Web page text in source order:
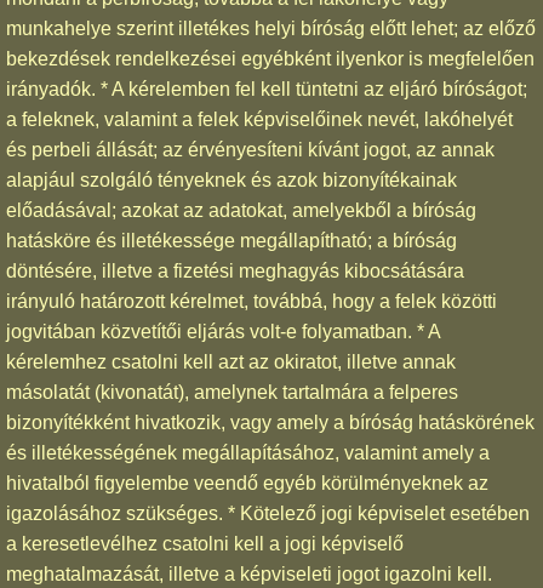
munkahelye szerint illetékes helyi bíróság előtt lehet; az előző
bekezdések rendelkezései egyébként ilyenkor is megfelelően
irányadók. * A kérelemben fel kell tüntetni az eljáró bíróságot;
a feleknek, valamint a felek képviselőinek nevét, lakóhelyét
és perbeli állását; az érvényesíteni kívánt jogot, az annak
alapjául szolgáló tényeknek és azok bizonyítékainak
előadásával; azokat az adatokat, amelyekből a bíróság
hatásköre és illetékessége megállapítható; a bíróság
döntésére, illetve a fizetési meghagyás kibocsátására
irányuló határozott kérelmet, továbbá, hogy a felek közötti
jogvitában közvetítői eljárás volt-e folyamatban. * A
kérelemhez csatolni kell azt az okiratot, illetve annak
másolatát (kivonatát), amelynek tartalmára a felperes
bizonyítékként hivatkozik, vagy amely a bíróság hatáskörének
és illetékességének megállapításához, valamint amely a
hivatalból figyelembe veendő egyéb körülményeknek az
igazolásához szükséges. * Kötelező jogi képviselet esetében
a keresetlevélhez csatolni kell a jogi képviselő
meghatalmazását, illetve a képviseleti jogot igazolni kell.